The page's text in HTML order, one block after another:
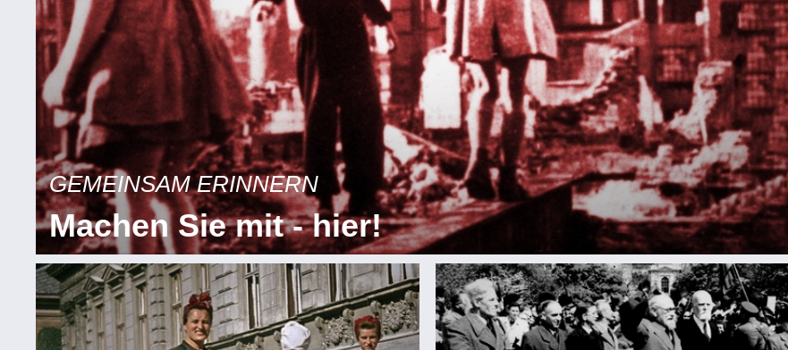
GEMEINSAM ERINNERN
Machen Sie mit - hier!